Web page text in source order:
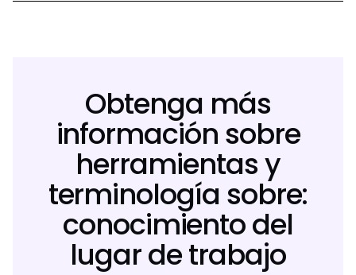
Obtenga más
información sobre
herramientas y
terminología sobre:
conocimiento del
lugar de trabajo